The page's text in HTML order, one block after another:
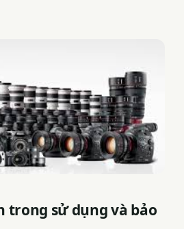
trong sử dụng và bảo